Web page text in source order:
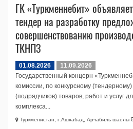
ГК «Туркменнебит»
тендер на разработку
совершенствованию
ТКНПЗ
01.08.2026
11.09.2026
Государственный концерн
комиссии, по конкурсному
(подрядчиков) товаров, работ и услуг
комплекса...
Туркменистан, г.Ашхабад, Арчабиль шаёлы